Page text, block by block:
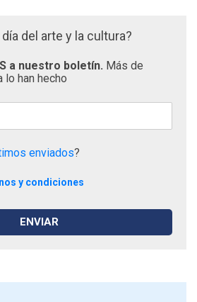
del arte y la cultura?
a nuestro boletín. Más de
lo han hecho
enviados?
y condiciones